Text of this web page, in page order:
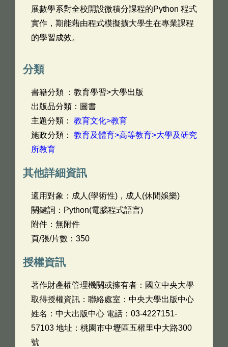
展數學系對全校開設微積分課程的Python 程式
實作，期能藉由程式模擬擴大學生在專業課程
的學習成效。
分類
書籍分類 ：教育學習>大學出版
出版品分類：圖書
主題分類： 教育文化>教育
施政分類： 教育及體育>高等教育>大學及研究
所教育
其他詳細資訊
適用對象：成人(學術性)，成人(休閒娛樂)
關鍵詞：Python(電腦程式語言)
附件：無附件
頁/張/片數：350
授權資訊
著作財產權管理機關或擁有者：國立中央大學
取得授權資訊：聯絡處室：中央大學出版中心
姓名：中大出版中心 電話：03-4227151-
57103 地址：桃園市中壢區五權里中大路300
號